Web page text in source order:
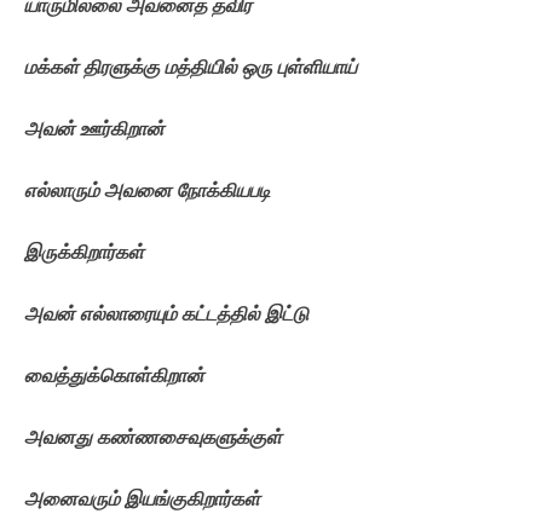
மக்கள் திரளுக்கு மத்தியில் ஒரு புள்ளியாய்
அவன் ஊர்கிறான்
எல்லாரும் அவனை நோக்கியபடி
இருக்கிறார்கள்
அவன் எல்லாரையும் கட்டத்தில் இட்டு
வைத்துக்கொள்கிறான்
அவனது கண்ணசைவுகளுக்குள்
அனைவரும் இயங்குகிறார்கள்